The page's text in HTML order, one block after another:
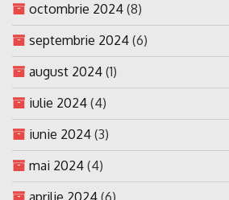
octombrie 2024 (8)
septembrie 2024 (6)
august 2024 (1)
iulie 2024 (4)
iunie 2024 (3)
mai 2024 (4)
aprilie 2024 (6)